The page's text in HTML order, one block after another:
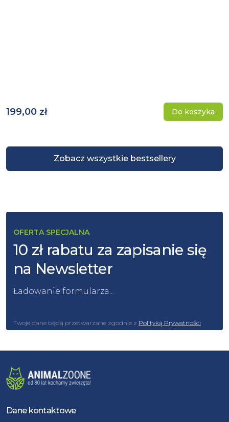
Zobacz wszystkie bestsellery
199,00 zł Do koszyka
OFERTA SPECJALNA
10 zł rabatu za zapisanie się
na Newsletter
Ładowanie formularza...
Twoje dane będą przetwarzane zgodnie z Polityką Prywatności
Dane kontaktowe